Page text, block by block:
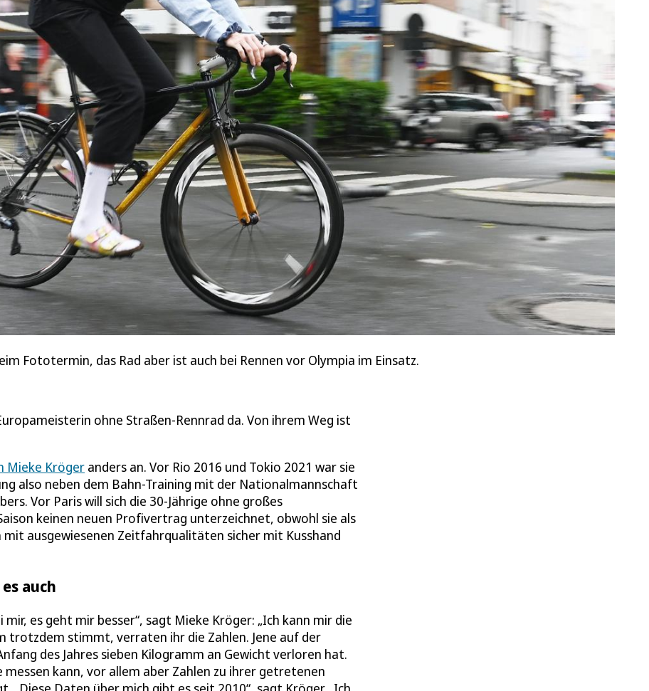
Fototermin, das Rad aber ist auch bei Rennen vor Olympia im Einsatz.
ohne Straßen-Rennrad da. Von ihrem Weg ist
Mieke Kröger anders an. Vor Rio 2016 und Tokio 2021 war sie
also neben dem Bahn-Training mit der Nationalmannschaft
Vor Paris will sich die 30-Jährige ohne großes
keinen neuen Profivertrag unterzeichnet, obwohl sie als
ausgewiesenen Zeitfahrqualitäten sicher mit Kusshand
auch
es geht mir besser“, sagt Mieke Kröger: „Ich kann mir die
trotzdem stimmt, verraten ihr die Zahlen. Jene auf der
des Jahres sieben Kilogramm an Gewicht verloren hat.
kann, vor allem aber Zahlen zu ihrer getretenen